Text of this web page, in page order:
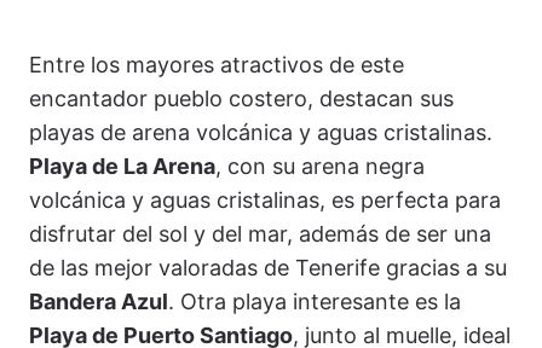
Entre los mayores atractivos de este
encantador pueblo costero, destacan sus
playas de arena volcánica y aguas cristalinas.
Playa de La Arena, con su arena negra
volcánica y aguas cristalinas, es perfecta para
disfrutar del sol y del mar, además de ser una
de las mejor valoradas de Tenerife gracias a su
Bandera Azul. Otra playa interesante es la
Playa de Puerto Santiago, junto al muelle, ideal